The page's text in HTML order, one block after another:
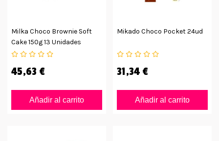
Milka Choco Brownie Soft
Cake 150g 13 Unidades
45,63 €
Añadir al carrito
Mikado Choco Pocket 24ud
31,34 €
Añadir al carrito